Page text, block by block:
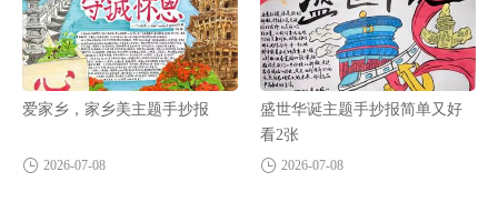
爱家乡，家乡美主题手抄报
2026-07-08
盛世华诞主题手抄报简单又好
看2张
2026-07-08